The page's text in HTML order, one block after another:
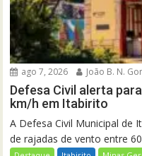
ago 7, 2026 João B. N.
Defesa Civil alerta
km/h em Itabirito
A Defesa Civil Municipal de
de rajadas de vento entre